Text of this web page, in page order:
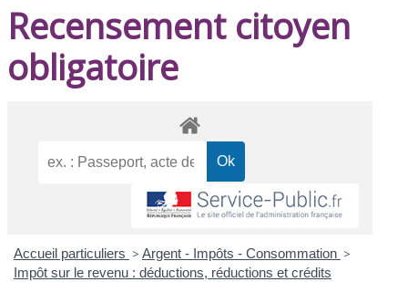
Recensement citoyen
obligatoire
Accueil particuliers > Argent - Impôts - Consommation >
Impôt sur le revenu : déductions, réductions et crédits